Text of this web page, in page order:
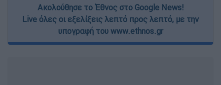
Ακολούθησε το Έθνος στο Google News!
Live όλες οι εξελίξεις λεπτό προς λεπτό, με την
υπογραφή του www.ethnos.gr